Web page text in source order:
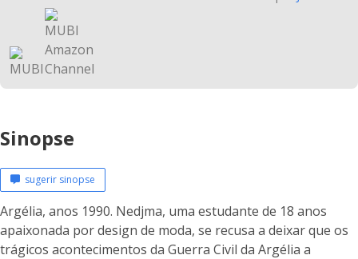
Sinopse
sugerir sinopse
Argélia, anos 1990. Nedjma, uma estudante de 18 anos
apaixonada por design de moda, se recusa a deixar que os
trágicos acontecimentos da Guerra Civil da Argélia a